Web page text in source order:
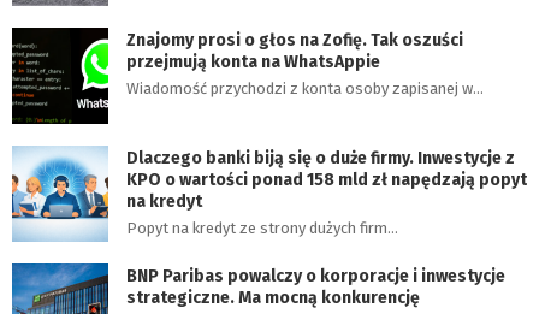
Znajomy prosi o głos na Zofię. Tak oszuści
przejmują konta na WhatsAppie
Wiadomość przychodzi z konta osoby zapisanej w…
Dlaczego banki biją się o duże firmy. Inwestycje z
KPO o wartości ponad 158 mld zł napędzają popyt
na kredyt
Popyt na kredyt ze strony dużych firm…
BNP Paribas powalczy o korporacje i inwestycje
strategiczne. Ma mocną konkurencję